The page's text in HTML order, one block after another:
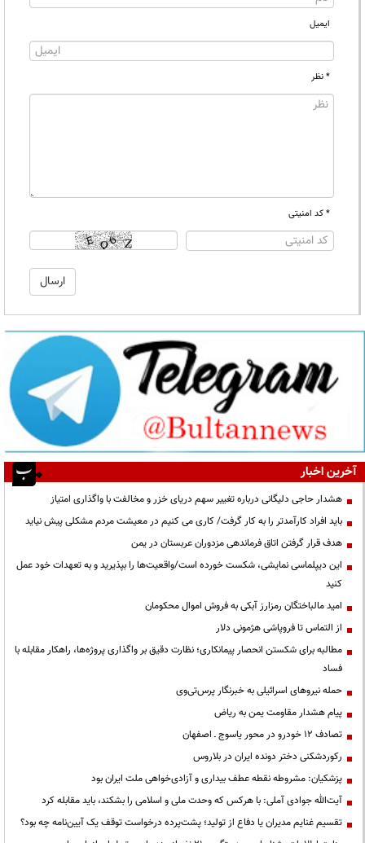
ایمیل
* نظر
* کد امنیتی
آخرین اخبار
هشدار حاجی دلیگانی درباره تغییر سهم دریای خزر و مخالفت با واگذاری امتیاز
باید افراد کارآمدتر را به کار گرفت/ کاری می کنیم در معیشت مردم مشکلی پیش نیاید
هدف قرار گرفتن اتاق‌ فرماندهی مزدوران عربستان در یمن
این دیپلماسی نمایشی، شکست خورده است/واقعیت‌ها را بپذیرید و به تعهدات خود عمل
کنید
امید مالباختگان رمزارز آبکی به فروش اموال محکومان
از التماس تا فروپاشی هژمونی دلار
مطالبه برای شکستن انحصار پیمانکاری؛ نظارت دقیق بر واگذاری پروژه‌ها، راهکار مقابله با
فساد
حمله نیروهای اسرائیلی به خبرنگار پرس‌تی‌وی
پیام هشدار مقاومت یمن به ریاض
تصادف ۱۲ خودرو در محور یاسوج ـ اصفهان
رکوردشکنی دختر دونده ایران در بلاروس
پزشکیان: مشروطه نقطه عطف بیداری و آزادی‌خواهی ملت ایران بود
آیت‌الله جوادی آملی: با هرکس که وحدت ملی و اسلامی را بشکند، باید مقابله کرد
تقسیم غنایم مدیران یا دفاع از تولید؛ پشت‌پرده درخواست توقف یک آیین‌نامه چه بود؟